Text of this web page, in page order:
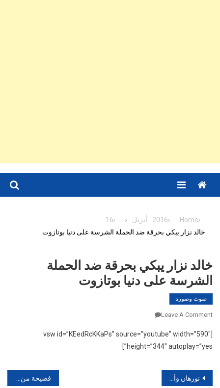
Menu
Home
2016 أبريل
16
خالد نزار يبكي بحرقة ضد الحملة الشرسة على دنيا بوتازوت
خالد نزار يبكي بحرقة ضد الحملة
الشرسة على دنيا بوتازوت
صوت وصورة
Leave A Comment
نزار
يبكي
[vsw id=”KEedRcKKaPs” source=”youtube” width=”590″
height=”344″ autoplay=”yes”]
تصفّح
نورهان وأنور الامير يتوجان ملكة جمال ستار أكاديمي للعام 2016 الجزائرية سهيلة بن لشهب‎